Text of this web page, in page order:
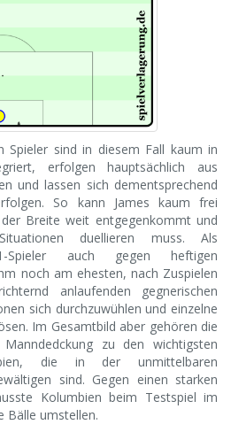
Spieler sind in diesem Fall kaum in
erfolgen hauptsächlich aus
und lassen sich dementsprechend
So kann James kaum frei
Breite weit entgegenkommt und
duellieren muss. Als
Spieler auch gegen heftigen
noch am ehesten, nach Zuspielen
anlaufenden gegnerischen
sich durchzuwühlen und einzelne
Im Gesamtbild aber gehören die
zu den wichtigsten
die in der unmittelbaren
sind. Gegen einen starken
Kolumbien beim Testspiel im
Bälle umstellen.